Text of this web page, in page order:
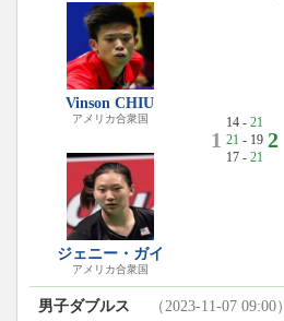
Vinson CHIU
アメリカ合衆国
ジェニー・ガイ
アメリカ合衆国
1
14 - 21
21 - 19
17 - 21
2
男子ダブルス （2023-11-07 09:00）